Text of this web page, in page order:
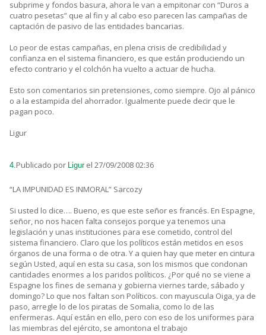
subprime y fondos basura, ahora le van a empitonar con “Duros a
cuatro pesetas” que al fin y al cabo eso parecen las campañas de
captación de pasivo de las entidades bancarias.
Lo peor de estas campañas, en plena crisis de credibilidad y
confianza en el sistema financiero, es que están produciendo un
efecto contrario y el colchón ha vuelto a actuar de hucha.
Esto son comentarios sin pretensiones, como siempre. Ojo al pánico
o a la estampida del ahorrador. Igualmente puede decir que le
pagan poco.
Ligur
4.Publicado por Ligur el 27/09/2008 02:36
“LA IMPUNIDAD ES INMORAL” Sarcozy
Si usted lo dice…. Bueno, es que este señor es francés. En Espagne,
señor, no nos hacen falta consejos porque ya tenemos una
legislación y unas instituciones para ese cometido, control del
sistema financiero. Claro que los políticos están metidos en esos
órganos de una forma o de otra. Y a quien hay que meter en cintura
según Usted, aquí en esta su casa, son los mismos que condonan
cantidades enormes a los paridos políticos. ¿Por qué no se viene a
Espagne los fines de semana y gobierna viernes tarde, sábado y
domingo? Lo que nos faltan son Políticos. con mayuscula Oiga, ya de
paso, arregle lo de los piratas de Somalia, como lo de las
enfermeras. Aquí están en ello, pero con eso de los uniformes para
las miembras del ejército, se amontona el trabajo